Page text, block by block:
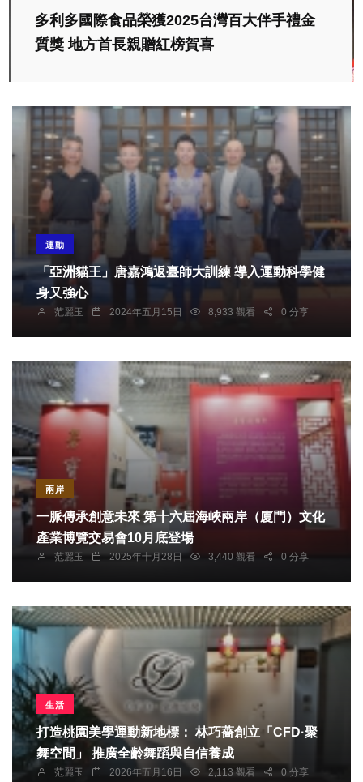
多利多國際食品榮獲2025台灣百大伴手禮金
質獎 地方首長親贈紅榜賀喜
運動
「亞洲貓王」唐嘉鴻返臺師大訓練 導入運動科學健
身又強心
范麗玉 2024年五月15日 8,933 觀看 0 分享
兩岸
一脈傳承創意未來 第十六屆海峽兩岸（廈門）文化
產業博覽交易會10月底登場
范麗玉 2025年十月28日 3,440 觀看 0 分享
生活
打造桃園美學運動新地標： 林巧薔創立「CFD·聚
舞空間」 推廣全齡舞蹈與自信養成
范麗玉 2026年五月16日 2,113 觀看 0 分享